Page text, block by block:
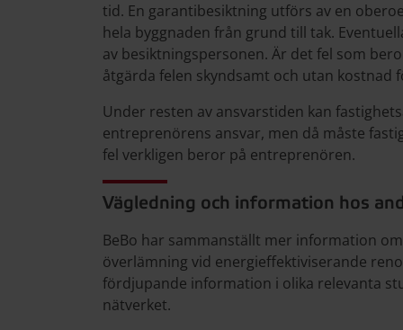
tid. En garantibesiktning utförs av en
hela byggnaden från grund till tak.
av besiktningspersonen. Är det fel som
åtgärda felen skyndsamt och utan kostnad
Under resten av ansvarstiden kan
entreprenörens ansvar, men då måste
fel verkligen beror på entreprenören.
Vägledning och information hos
BeBo har sammanställt mer information
överlämning vid energieffektiviserande
fördjupande information i olika relevanta
nätverket.